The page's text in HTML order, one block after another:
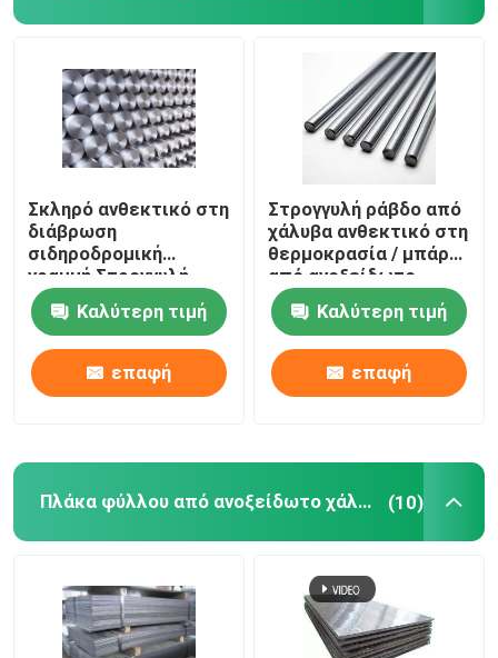
Σκληρό ανθεκτικό στη
διάβρωση
σιδηροδρομική
γραμμή Στρογγυλή
γραμμή από
ανοξείδωτο χάλυβα
για κατασκευή και
διακόσμηση
Καλύτερη τιμή
επαφή
Στρογγυλή ράβδο από
χάλυβα ανθεκτικό στη
θερμοκρασία / μπάρα
από ανοξείδωτο
χάλυβα για
διακοσμητική κάμψη
Καλύτερη τιμή
επαφή
Πλάκα φύλλου από ανοξείδωτο χάλυβα (10)